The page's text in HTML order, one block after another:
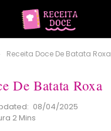
Receita Doce De Batata Roxa
De Batata Roxa
08/04/2025
2 Mins